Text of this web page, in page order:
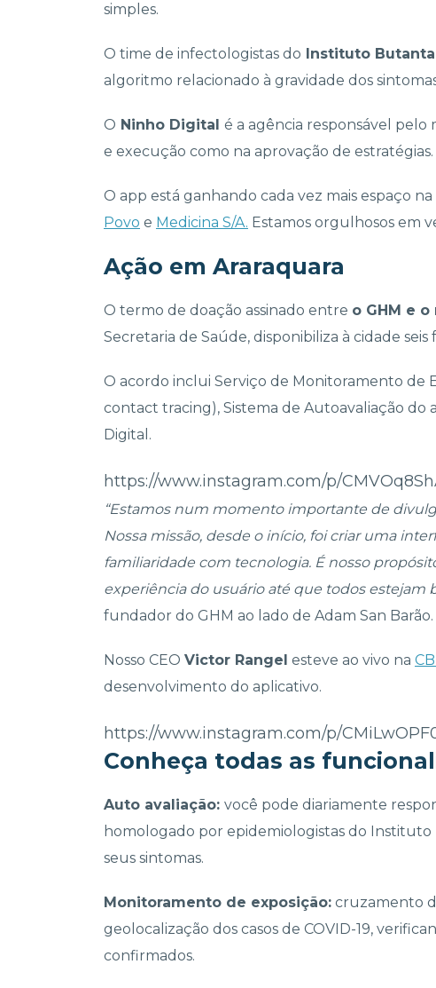
simples.
O time de infectologistas do Instituto
algoritmo relacionado à gravidade dos
O Ninho Digital é a agência responsável
e execução como na aprovação de estratégias.
O app está ganhando cada vez mais espaço
Povo e Medicina S/A. Estamos orgulhosos em
Ação em Araraquara
O termo de doação assinado entre o GHM e
Secretaria de Saúde, disponibiliza à cidade
O acordo inclui Serviço de Monitoramento de
contact tracing), Sistema de Autoavaliação do
Digital.
https://www.instagram.com/p/
“Estamos num momento importante de
Nossa missão, desde o início, foi criar uma
familiaridade com tecnologia. É nosso
experiência do usuário até que todos estejam
fundador do GHM ao lado de Adam San Barão.
Nosso CEO Victor Rangel esteve ao vivo na
desenvolvimento do aplicativo.
https://www.instagram.com/p/
Conheça todas as
Auto avaliação: você pode diariamente
homologado por epidemiologistas do
seus sintomas.
Monitoramento de exposição: cruzamento
geolocalização dos casos de COVID-19,
confirmados.